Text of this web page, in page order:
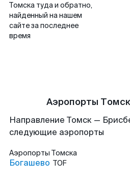
Томска туда и обратно,
найденный на нашем
сайте за последнее
время
Аэропорты
Направление Томск —
следующие аэропорты
Аэропорты Томска
Богашево TOF